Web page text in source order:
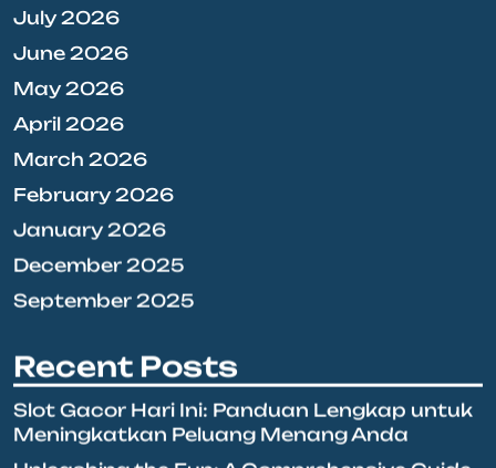
July 2026
June 2026
May 2026
April 2026
March 2026
February 2026
January 2026
December 2025
September 2025
Recent Posts
Slot Gacor Hari Ini: Panduan Lengkap untuk
Meningkatkan Peluang Menang Anda